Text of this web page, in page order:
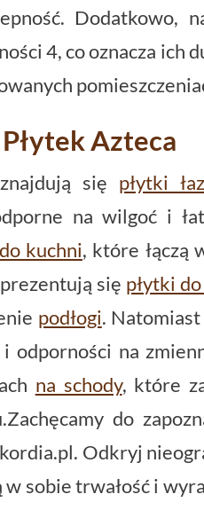
Dodatkowo,
4, co oznacza ich
Azteca
znajdują się płytki
na wilgoć i
kuchni, które łączą
się płytki
podłogi.
i odporności na
na schody, które
do
Odkryj
w sobie trwałość i